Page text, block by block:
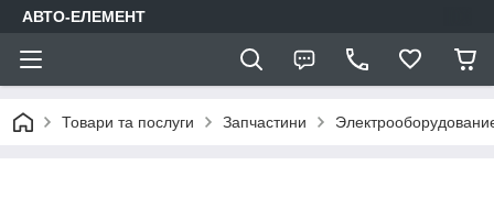
АВТО-ЕЛЕМЕНТ
Товари та послуги Запчастини